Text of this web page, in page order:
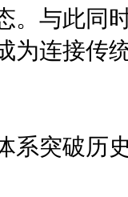
。与此同
为连接传
系突破历